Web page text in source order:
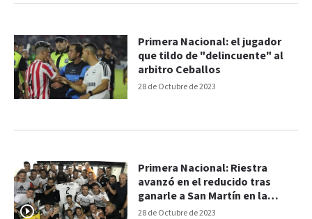
28 de Octubre de 2023
Primera Nacional: el jugador
que tildo de "delincuente" al
arbitro Ceballos
28 de Octubre de 2023
Primera Nacional: Riestra
avanzó en el reducido tras
ganarle a San Martín en la
Ciudadela